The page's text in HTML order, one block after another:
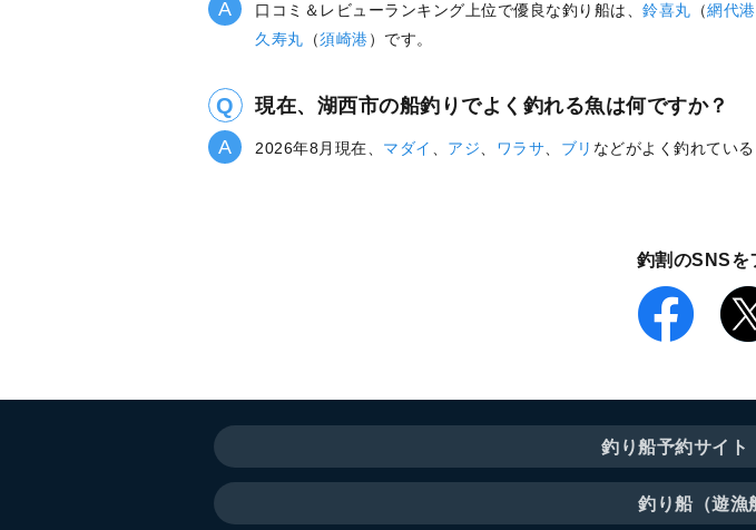
口コミ＆レビューランキング上位で優良な釣り船は、 鈴喜丸 （網代港
久寿丸 （須崎港）です。
現在、湖西市の船釣りでよく釣れる魚は何ですか？
2026年8月現在、 マダイ 、 アジ、 ワラサ、 ブリ などがよく釣れている
釣割のSNSを
釣り船予約サイト
釣り船（遊漁